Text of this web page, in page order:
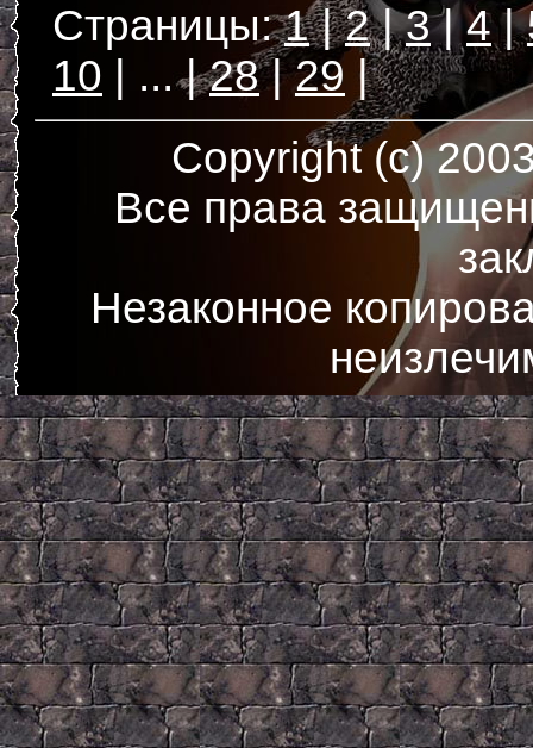
1 2 3 4
10
... 28
29
Copyright (c)
Все права
Незаконное